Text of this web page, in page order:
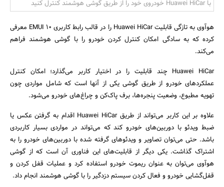
با Huawei HiCar خودروی خود را از طریق گوشی هوشمند کنترل کنید
هوآوی به تازگی قابلیت Huawei HiCar را در قالب رابط کاربری EMUI 10 معرفی
کرده که به سادگی امکان کنترل کردن خودرو را با گوشی هوشمند فراهم
می‌کند.
Huawei HiCar چند قابلیت را در اختیار کاربر می‌گذارد؛ امکان کنترل
عملکردهای خودرو از طریق گوشی یکی از آنها است که شامل مواردی چون
تهویه مطبوع، وضعیت پنجره‌ها، برف پاک‌کن و چراغ‌های خودرو می‌شود.
علاوه بر این کاربر می‌تواند از طریق Huawei HiCar اقدام به گرفتن عکس یا
ضبط ویدئو با دوربین‌های خودرو کند که می‌تواند در مواردی بسیار کاربردی
باشد. حتی می‌توان تصاویر و ویدئوهای گرفته شده با دوربین‌های خودرو را به
اشتراک گذاشت. یکی دیگر از قابلیت‌های این فناوری آن است که از گوشی
هوآوی می‌توان به عنوان ریموت خودرو استفاده کرد و عملیات قفل کردن و
قفل‌گشایی خودرو و فعال کردن سیستم دزدگیر را با گوشی هوشمند انجام داد.